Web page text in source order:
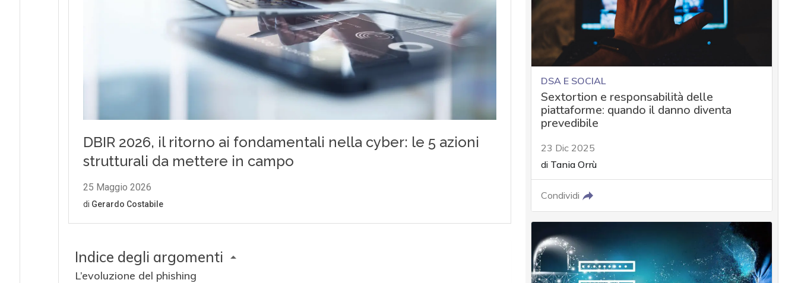
Indice degli argomenti
L’evoluzione del phishing
DSA E SOCIAL
Sextortion e responsabilità delle
piattaforme: quando il danno diventa
prevedibile
23 Dic 2025
di Tania Orrù
Condividi